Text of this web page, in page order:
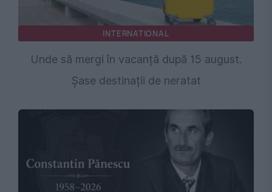
INTERNATIONAL
Unde să mergi în vacanță după 15 august.
Șase destinații de neratat